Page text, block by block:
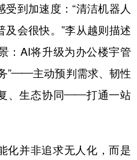
到加速度：“清洁机器人
及会很快。”李从越则描述
：AI将升级为办公楼宇管
”——主动预判需求、韧性
、生态协同——打通一站
并非追求无人化，而是